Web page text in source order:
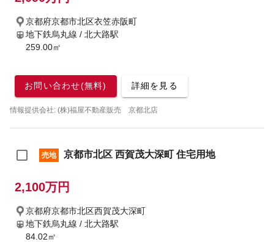
京都府京都市北区衣笠赤阪町
地下鉄烏丸線 / 北大路駅
259.00㎡
お問い合わせ(無料) 詳細を見る
情報提供会社: (株)福屋不動産販売 京都北店
売地 京都市北区 西賀茂大深町 住宅用地
2,100万円
京都府京都市北区西賀茂大深町
地下鉄烏丸線 / 北大路駅
84.02㎡